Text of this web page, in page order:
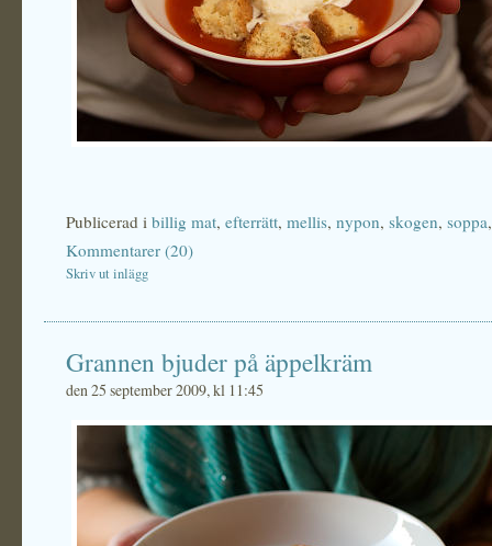
Publicerad i billig mat, efterrätt, mellis, nypon, skogen, soppa
Kommentarer (20)
Skriv ut inlägg
Grannen bjuder på äppelkräm
den 25 september 2009, kl 11:45